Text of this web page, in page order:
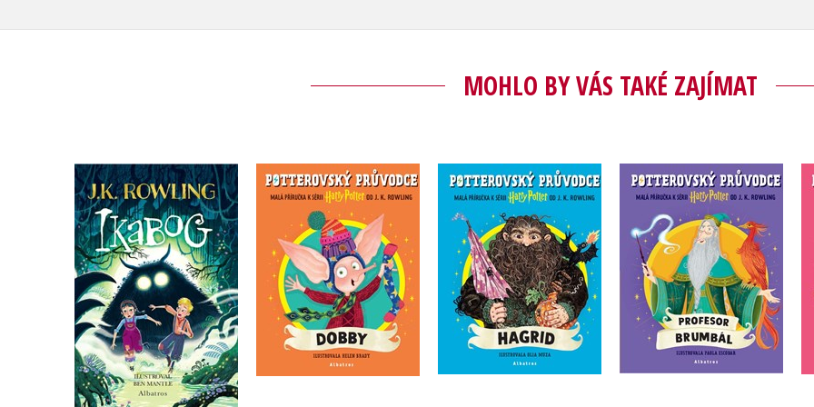
MOHLO BY VÁS TAKÉ ZAJÍMAT
Ikabog s ilustracemi
Bena Mantla
J.K. Rowling
Do košíku
449 Kč
359 Kč
Potterovský průvodce:
Dobby
J.K. Rowling
Do košíku
Potterovský průvodce:
Hagrid
J.K. Rowling
Do košíku
239 Kč
Potterovský průvodce:
Profesor Brumbál
J.K. Rowling
Do košíku